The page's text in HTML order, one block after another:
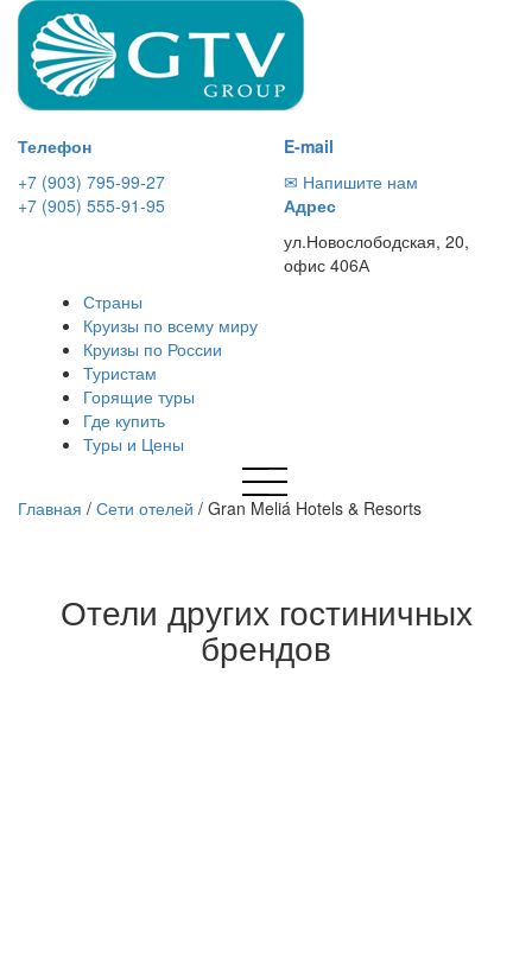
Телефон
+7 (903) 795-99-27
+7 (905) 555-91-95
E-mail
✉ Напишите нам
Адрес
ул.Новослободская, 20,
офис 406А
Страны
Круизы по всему миру
Круизы по России
Туристам
Горящие туры
Где купить
Туры и Цены
Главная / Сети отелей / Gran Meliá Hotels & Resorts
Отели других гостиничных
брендов